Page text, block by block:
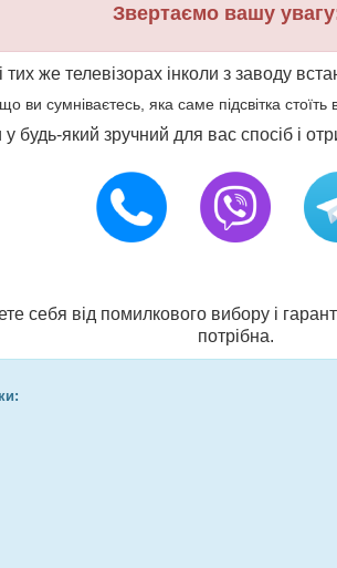
Звертаємо вашу
тих же телевізорах інколи з заводу
ви сумніваєтесь, яка саме підсвітка стоїть
будь-який зручний для вас спосіб і
себя від помилкового вибору і
потрібна.